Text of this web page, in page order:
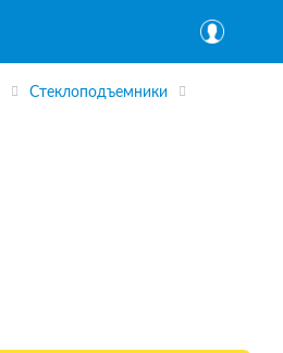
Стеклоподъемники